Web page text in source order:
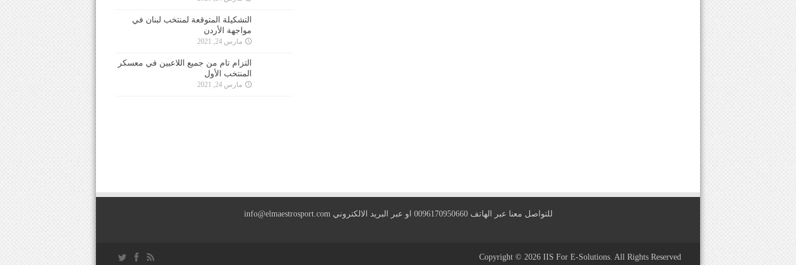
التشكيلة المتوقعة لمنتخب لبنان في
مواجهة الأردن
مارس 24, 2021
التزام تام من جميع اللاعبين في معسكر
المنتخب الأول
مارس 24, 2021
للتواصل معنا عبر الهاتف 0096170950660 او عبر البريد الالكتروني info@elmaestrosport.com
Copyright © 2026 IIS For E-Solutions. All Rights Reserved